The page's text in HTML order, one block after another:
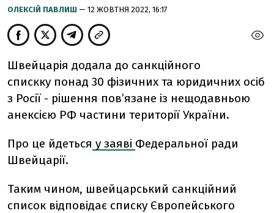
ОЛЕКСІЙ ПАВЛИШ — 12 ЖОВТНЯ 2022, 16:17
Швейцарія додала до санкційного
спискку понад 30 фізичних та юридичних осіб
з Росії - рішення повʼязане із нещодавньою
анексією РФ частини території України.
Про це йдеться у заяві Федеральної ради
Швейцарії.
Таким чином, швейцарський санкційний
список відповідає списку Європейського